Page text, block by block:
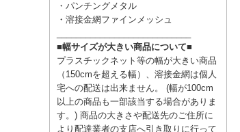
・パンチングメタル
・溶接金網ファインメッシュ
■幅サイズが大きい商品について■
プラスチックネット等の幅が大きい商品
（150cmを超える幅）、溶接金網は個人
宅への配送は出来ません。 (幅が100cm
以上の商品も一部該当する場合がありま
す。) 商品の大きさや配送先のご住所に
より配達業者の支店へ引き取りに行って